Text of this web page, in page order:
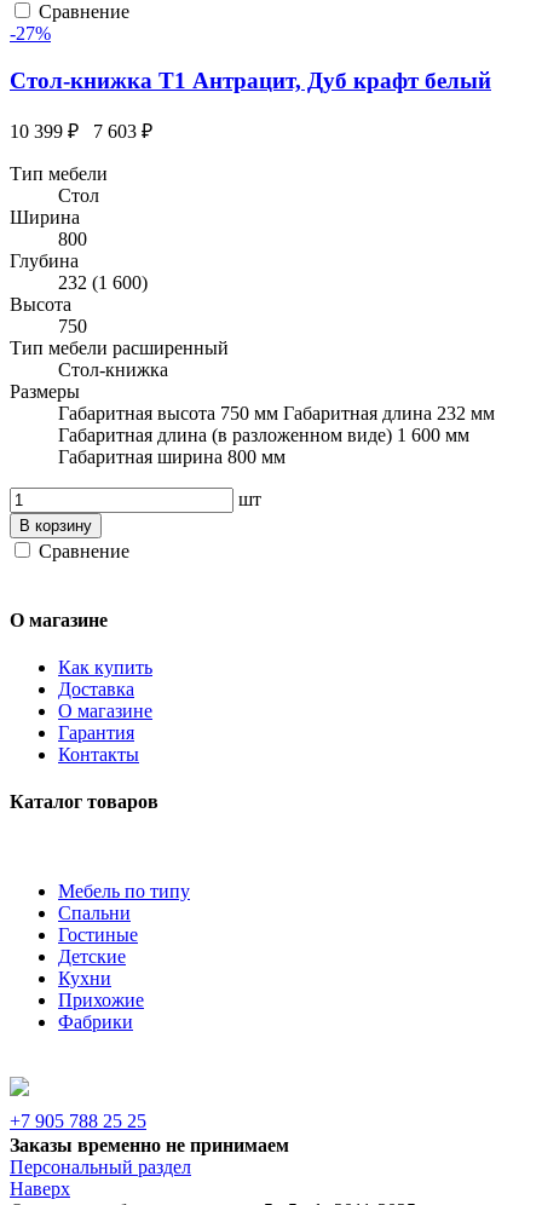
Сравнение
-27%
Стол-книжка Т1 Антрацит, Дуб крафт белый
10 399 ₽ 7 603 ₽
Тип мебели
Стол
Ширина
800
Глубина
232 (1 600)
Высота
750
Тип мебели расширенный
Стол-книжка
Размеры
Габаритная высота 750 мм Габаритная длина 232 мм
Габаритная длина (в разложенном виде) 1 600 мм
Габаритная ширина 800 мм
шт
В корзину
Сравнение
О магазине
Как купить
Доставка
О магазине
Гарантия
Контакты
Каталог товаров
Мебель по типу
Спальни
Гостиные
Детские
Кухни
Прихожие
Фабрики
+7 905 788 25 25
Заказы временно не принимаем
Персональный раздел
Наверх